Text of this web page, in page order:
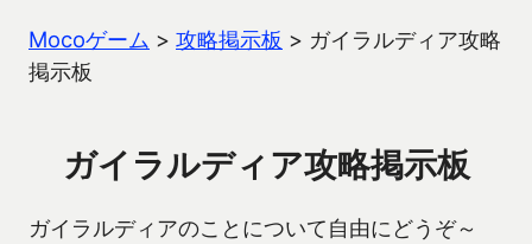
Mocoゲーム > 攻略掲示板 > ガイラルディア攻略
掲示板
ガイラルディア攻略掲示板
ガイラルディアのことについて自由にどうぞ～